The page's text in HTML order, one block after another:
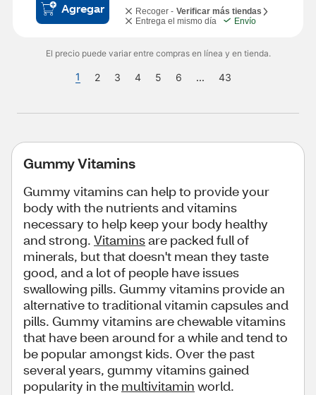
Agregar Recoger - Verificar más tiendas
Entrega el mismo día
Envío
El precio puede variar entre compras en línea y en tienda.
1 2 3 4 5 6 ... 43
Gummy Vitamins
Gummy vitamins can help to provide your
body with the nutrients and vitamins
necessary to help keep your body healthy
and strong. Vitaminsare packed full of
minerals, but that doesn't mean they taste
good, and a lot of people have issues
swallowing pills. Gummy vitamins provide an
alternative to traditional vitamin capsules and
pills. Gummy vitamins are chewable vitamins
that have been around for a while and tend to
be popular amongst kids. Over the past
several years, gummy vitamins gained
popularity in the multivitamin world.